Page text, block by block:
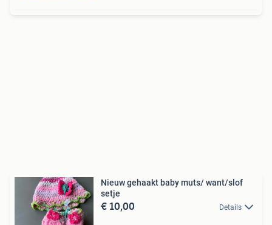
Nieuw gehaakt baby muts/ want/slof
setje
€ 10,00 Details